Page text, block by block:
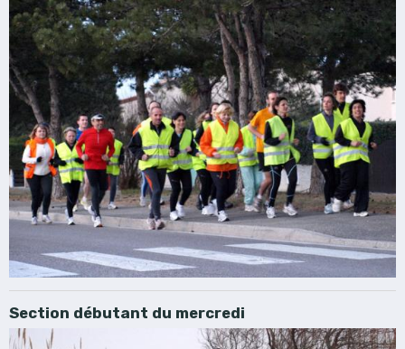
Section débutant du mercredi